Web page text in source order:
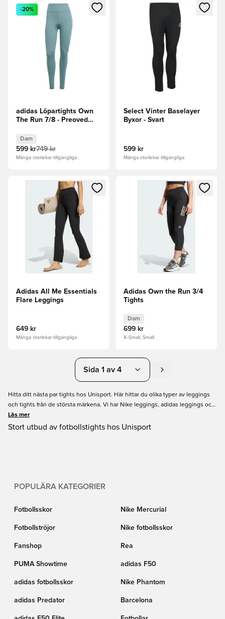
Öppnar en Modal för att logga in eller registrera dig som
-20%
adidas Löpartights Own
The Run 7/8 - Preoved
Dam
599 kr749 kr
Många storlekar tillgängliga
Öppnar en Modal för att
Select Vinter Baselayer
Byxor - Svart
599 kr
Många storlekar tillgängliga
Öppnar en Modal för att logga in eller registrera dig som
Adidas All Me Essentials
Flare Leggings
649 kr
Många storlekar tillgängliga
Öppnar en Modal för att
Adidas Own the Run 3/4
Tights
Dam
699 kr
X-Small, Small
Sida 1 av 4
Hitta ditt nästa par tights hos Unisport. Här hittar du olika typer av leggings
och tights från de största märkena. Vi har Nike leggings, adidas leggings och
mer. Vi har även kompressionsleggings som är väldigt bekväma när du tränar
för att prestera på ditt allra bästa. Den är perfekt även för kallt väder när du
Läs mer
Stort utbud av fotbollstights hos Unisport
POPULÄRA KATEGORIER
Fotbollsskor Nike Mercurial
Fotbollströjor Nike fotbollsskor
Fanshop Rea
PUMA Showtime adidas F50
adidas fotbollsskor Nike Phantom
adidas Predator Barcelona